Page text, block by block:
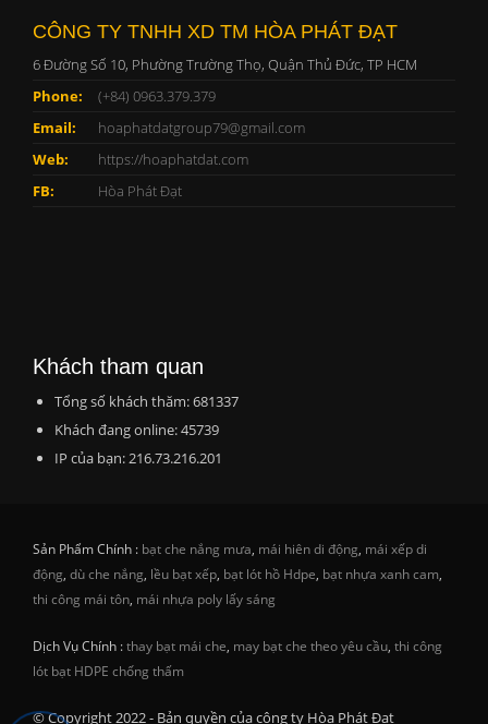
CÔNG TY TNHH XD TM HÒA PHÁT ĐẠT
6 Đường Số 10, Phường Trường Thọ, Quận Thủ Đức, TP HCM
Phone:
(+84) 0963.379.379
Email:
hoaphatdatgroup79@gmail.com
Web:
https://hoaphatdat.com
FB:
Hòa Phát Đạt
Khách tham quan
Tổng số khách thăm: 681337
Khách đang online: 45739
IP của bạn: 216.73.216.201
Sản Phẩm Chính : bạt che nắng mưa, mái hiên di động, mái xếp di
động, dù che nắng, lều bạt xếp, bạt lót hồ Hdpe, bạt nhựa xanh cam,
thi công mái tôn, mái nhựa poly lấy sáng
Dịch Vụ Chính :thay bạt mái che, may bạt che theo yêu cầu, thi công
lót bạt HDPE chống thấm
© Copyright 2022 - Bản quyền của công ty Hòa Phát Đạt